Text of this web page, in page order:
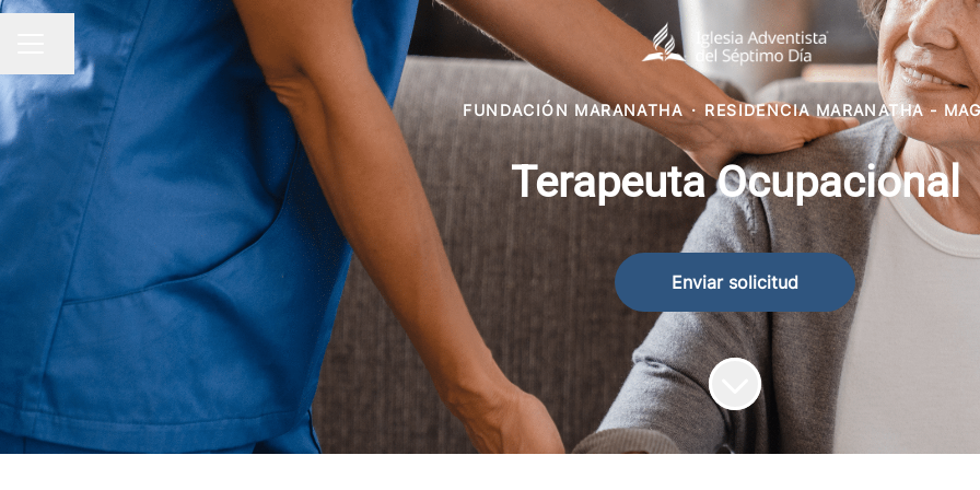
MENÚ DE EMPLEO
Compartir página
FUNDACIÓN MARANATHA · RESIDENCIA MARANATHA -
Terapeuta Ocupacional
Enviar solicitud